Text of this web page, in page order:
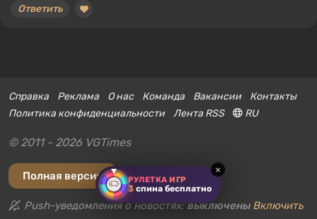
РУЛЕТКА ИГР
3 спина бесплатно
×
Ответить
Справка Реклама О нас Команда Вакансии
Контакты
Политика конфиденциальности
Лента RSS RU
© 2011 - 2026 VGTimes
Полная версия
Push-уведомления о новостях:выключены Включить